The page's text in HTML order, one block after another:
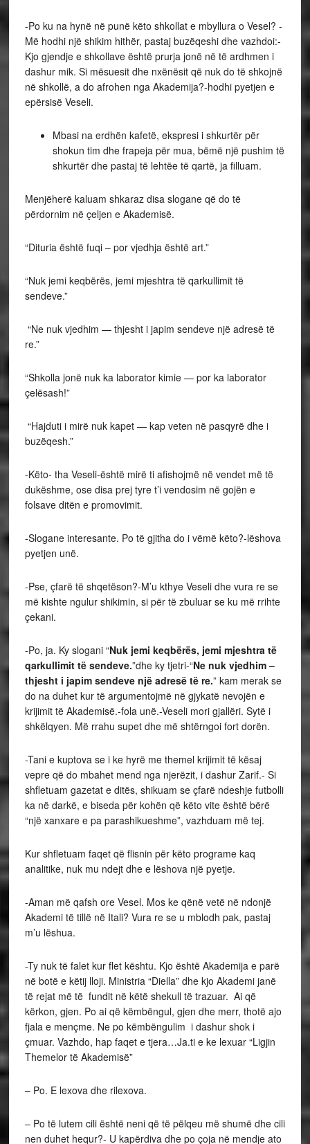
-Po ku na hynë në punë këto shkollat e mbyllura o Vesel? -
Më hodhi një shikim hithër, pastaj buzëqeshi dhe vazhdoi:-
Kjo gjendje e shkollave është prurja jonë në të ardhmen i
dashur mik. Si mësuesit dhe nxënësit që nuk do të shkojnë
në shkollë, a do afrohen nga Akademija?-hodhi pyetjen e
epërsisë Veseli.
Mbasi na erdhën kafetë, ekspresi i shkurtër për
shokun tim dhe frapeja për mua, bëmë një pushim të
shkurtër dhe pastaj të lehtëe të qartë, ja filluam.
Menjëherë kaluam shkaraz disa slogane që do të
përdornim në çeljen e Akademisë.
“Dituria është fuqi – por vjedhja është art.”
“Nuk jemi keqbërës, jemi mjeshtra të qarkullimit të
sendeve.”
“Ne nuk vjedhim — thjesht i japim sendeve një adresë të
re.”
“Shkolla jonë nuk ka laborator kimie — por ka laborator
çelësash!”
“Hajduti i mirë nuk kapet — kap veten në pasqyrë dhe i
buzëqesh.”
-Këto- tha Veseli-është mirë ti afishojmë në vendet më të
dukëshme, ose disa prej tyre t’i vendosim në gojën e
folsave ditën e promovimit.
-Slogane interesante. Po të gjitha do i vëmë këto?-lëshova
pyetjen unë.
-Pse, çfarë të shqetëson?-M’u kthye Veseli dhe vura re se
më kishte ngulur shikimin, si për të zbuluar se ku më rrihte
çekani.
-Po, ja. Ky slogani “Nuk jemi keqbërës, jemi mjeshtra të
qarkullimit të sendeve.”dhe ky tjetri-“Ne nuk vjedhim –
thjesht i japim sendeve një adresë të re.” kam merak se
do na duhet kur të argumentojmë në gjykatë nevojën e
krijimit të Akademisë.-fola unë.-Veseli mori gjallëri. Sytë i
shkëlqyen. Më rrahu supet dhe më shtërngoi fort dorën.
-Tani e kuptova se i ke hyrë me themel krijimit të kësaj
vepre që do mbahet mend nga njerëzit, i dashur Zarif.- Si
shfletuam gazetat e ditës, shikuam se çfarë ndeshje futbolli
ka në darkë, e biseda për kohën që këto vite është bërë
“një xanxare e pa parashikueshme”, vazhduam më tej.
Kur shfletuam faqet që flisnin për këto programe kaq
analitike, nuk mu ndejt dhe e lëshova një pyetje.
-Aman më qafsh ore Vesel. Mos ke qënë vetë në ndonjë
Akademi të tillë në Itali? Vura re se u mblodh pak, pastaj
m’u lëshua.
-Ty nuk të falet kur flet kështu. Kjo është Akademija e parë
në botë e këtij lloji. Ministria “Diella” dhe kjo Akademi janë
të rejat më të fundit në këtë shekull të trazuar. Ai që
kërkon, gjen. Po ai që këmbëngul, gjen dhe merr, thotë ajo
fjala e mençme. Ne po këmbëngulim i dashur shok i
çmuar. Vazhdo, hap faqet e tjera…Ja.ti e ke lexuar “Ligjin
Themelor të Akademisë”
– Po. E lexova dhe rilexova.
– Po të lutem cili është neni që të pëlqeu më shumë dhe cili
nen duhet hequr?- U kapërdiva dhe po çoja në mendje ato